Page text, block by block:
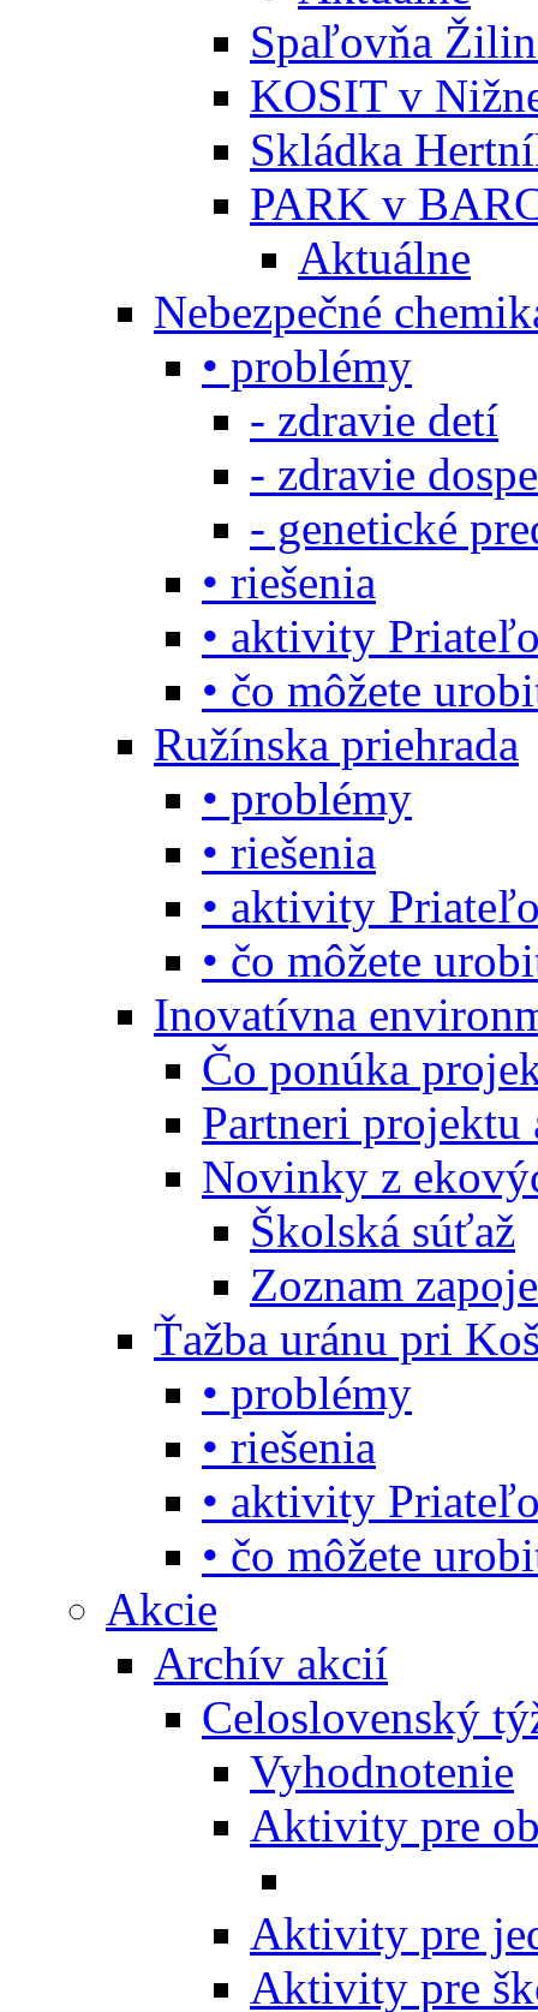
Spaľovňa
KOSIT v
Skládka
PARK v
Aktuálne
Nebezpečné
• problémy
- zdravie detí
- zdravie
- genetické
• riešenia
• aktivity
• čo môžete
Ružínska priehrada
• problémy
• riešenia
• aktivity
• čo môžete
Inovatívna
Čo ponúka
Partneri projektu
Novinky z
Školská súťaž
Zoznam
Ťažba uránu pri
• problémy
• riešenia
• aktivity
• čo môžete
Akcie
Archív akcií
Celoslovenský
Vyhodnotenie
Aktivity pre
Aktivity pre
Aktivity pre